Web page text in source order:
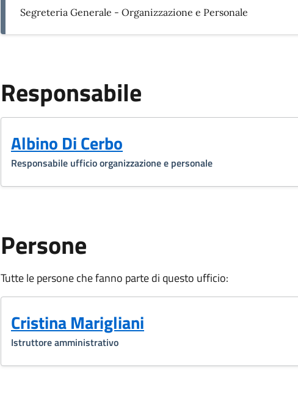
Segreteria Generale - Organizzazione e Personale
Responsabile
Albino Di Cerbo
Responsabile ufficio organizzazione e personale
Persone
Tutte le persone che fanno parte di questo ufficio:
Cristina Marigliani
Istruttore amministrativo